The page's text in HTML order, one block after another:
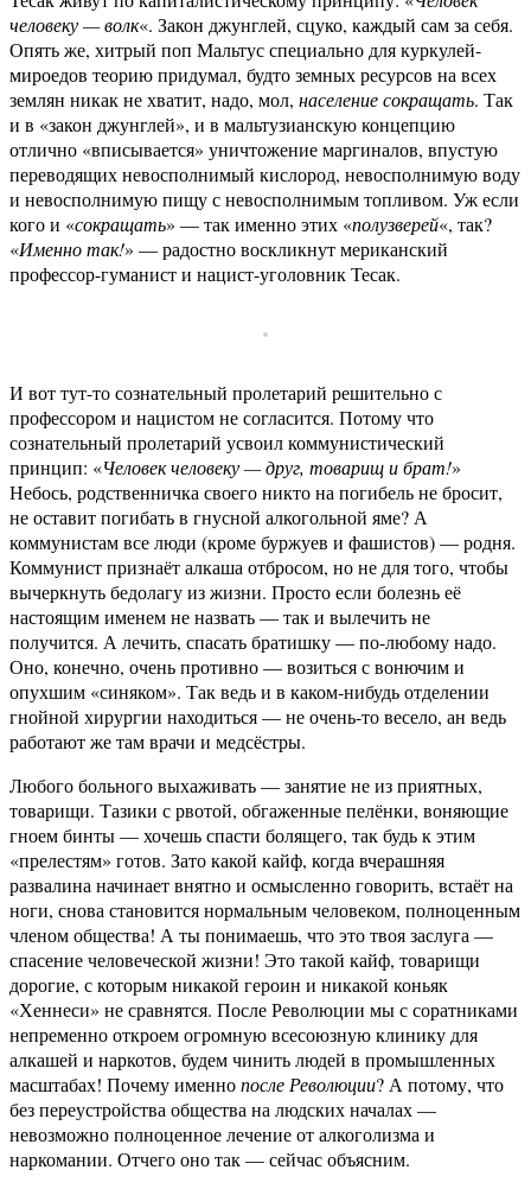
человеку — волк«. Закон джунглей, сцуко, каждый сам за себя.
Опять же, хитрый поп Мальтус специально для куркулей-
мироедов теорию придумал, будто земных ресурсов на всех
землян никак не хватит, надо, мол, население сокращать. Так
и в «закон джунглей», и в мальтузианскую концепцию
отлично «вписывается» уничтожение маргиналов, впустую
переводящих невосполнимый кислород, невосполнимую воду
и невосполнимую пищу с невосполнимым топливом. Уж если
кого и «сокращать» — так именно этих «полузверей«, так?
«Именно так!» — радостно воскликнут мериканский
профессор-гуманист и нацист-уголовник Тесак.
И вот тут-то сознательный пролетарий решительно с
профессором и нацистом не согласится. Потому что
сознательный пролетарий усвоил коммунистический
принцип: «Человек человеку — друг, товарищ и брат!»
Небось, родственничка своего никто на погибель не бросит,
не оставит погибать в гнусной алкогольной яме? А
коммунистам все люди (кроме буржуев и фашистов) — родня.
Коммунист признаёт алкаша отбросом, но не для того, чтобы
вычеркнуть бедолагу из жизни. Просто если болезнь её
настоящим именем не назвать — так и вылечить не
получится. А лечить, спасать братишку — по-любому надо.
Оно, конечно, очень противно — возиться с вонючим и
опухшим «синяком». Так ведь и в каком-нибудь отделении
гнойной хирургии находиться — не очень-то весело, ан ведь
работают же там врачи и медсёстры.
Любого больного выхаживать — занятие не из приятных,
товарищи. Тазики с рвотой, обгаженные пелёнки, воняющие
гноем бинты — хочешь спасти болящего, так будь к этим
«прелестям» готов. Зато какой кайф, когда вчерашняя
развалина начинает внятно и осмысленно говорить, встаёт на
ноги, снова становится нормальным человеком, полноценным
членом общества! А ты понимаешь, что это твоя заслуга —
спасение человеческой жизни! Это такой кайф, товарищи
дорогие, с которым никакой героин и никакой коньяк
«Хеннеси» не сравнятся. После Революции мы с соратниками
непременно откроем огромную всесоюзную клинику для
алкашей и наркотов, будем чинить людей в промышленных
масштабах! Почему именнопосле Революции? А потому, что
без переустройства общества на людских началах —
невозможно полноценное лечение от алкоголизма и
наркомании. Отчего оно так — сейчас объясним.